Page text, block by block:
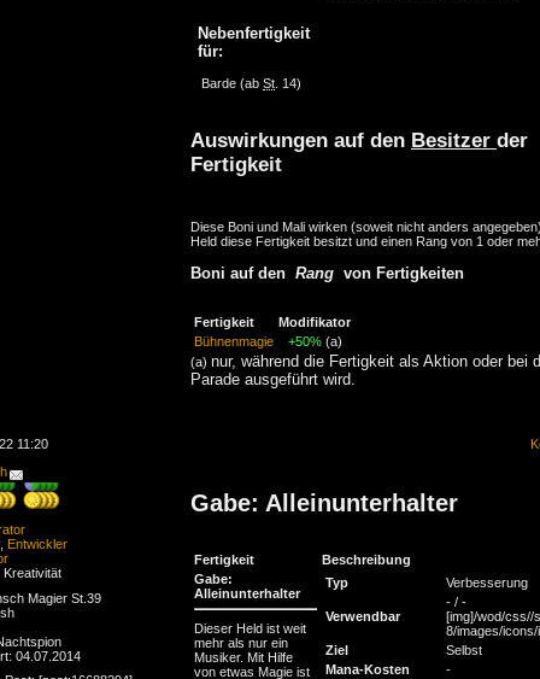
Nebenfertigkeit
für:
Barde (ab St . 14)
Auswirkungen auf den Besitzer der
Fertigkeit
Diese Boni und Mali wirken (soweit nicht anders
Held diese Fertigkeit besitzt und einen Rang von 1 oder
Boni auf den Rang von Fertigkeiten
Fertigkeit
Modifikator
Bühnenmagie
+50% (a)
(a) nur, während die Fertigkeit als Aktion oder bei
Parade ausgeführt wird.
11:20
, Entwickler
Kreativität
Magier St.39
04.07.2014
Gabe: Alleinunterhalter
Fertigkeit
Beschreibung
Gabe:
Alleinunterhalter
Dieser Held ist weit
mehr als nur ein
Musiker. Mit Hilfe
von etwas Magie ist
Typ Verbesserung
Verwendbar
- / -
[img]/wod/css//
8/images/icons/
Ziel
Selbst
Mana-Kosten
-